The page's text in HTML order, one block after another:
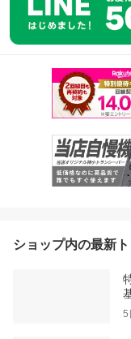
ショップ内の最新
5